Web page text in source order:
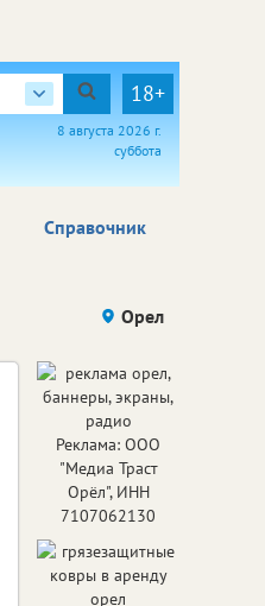
18+
8 августа 2026 г.
суббота
Справочник
Происшествия Здоровье
Орел
Реклама: ООО
"Медиа Траст
Орёл", ИНН
7107062130